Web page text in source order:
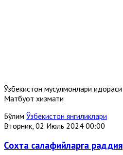
Ўзбекистон мусулмонлари идораси
Матбуот хизмати
Бўлим Ўзбекистон янгиликлари
Вторник, 02 Июль 2024 00:00
Сохта салафийларга раддия